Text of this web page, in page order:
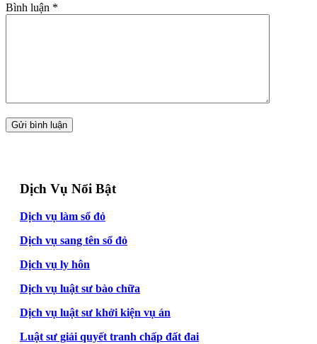
Bình luận *
Dịch Vụ Nổi Bật
Dịch vụ làm sổ đỏ
Dịch vụ sang tên sổ đỏ
Dịch vụ ly hôn
Dịch vụ luật sư bào chữa
Dịch vụ luật sư khởi kiện vụ án
Luật sư giải quyết tranh chấp đất đai